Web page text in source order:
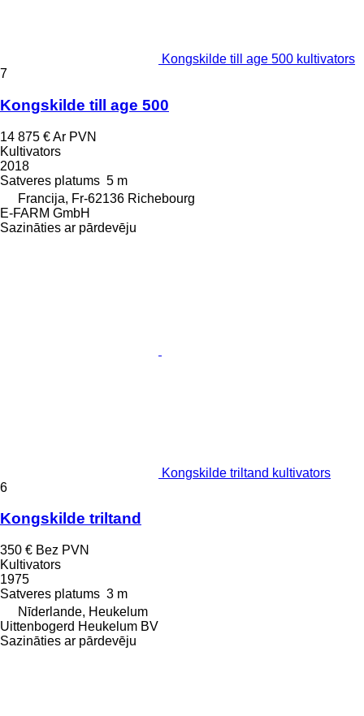
Kongskilde till age 500 kultivators
7
Kongskilde till age 500
14 875 €Ar PVN
Kultivators
2018
Satveres platums 5 m
Francija, Fr-62136 Richebourg
E-FARM GmbH
Sazināties ar pārdevēju
Kongskilde triltand kultivators
6
Kongskilde triltand
350 € Bez PVN
Kultivators
1975
Satveres platums 3 m
Nīderlande, Heukelum
Uittenbogerd Heukelum BV
Sazināties ar pārdevēju